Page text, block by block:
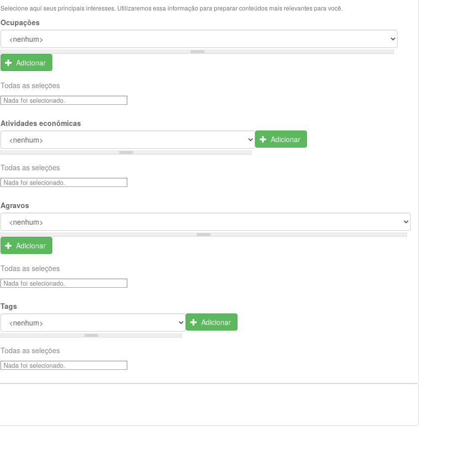
Selecione aqui seus principais interesses. Utilizaremos essa informação para preparar conteúdos mais relevantes para você.
Ocupações
Adicionar
Todas as seleções
Nada foi selecionado.
Atividades econômicas
Adicionar
Todas as seleções
Nada foi selecionado.
Agravos
Adicionar
Todas as seleções
Nada foi selecionado.
Tags
Adicionar
Todas as seleções
Nada foi selecionado.